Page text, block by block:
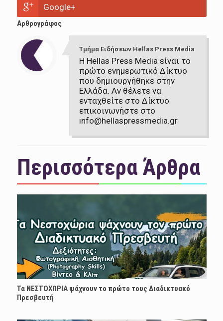
Google+
Αρθρογράφος
Τμήμα Ειδήσεων Hellas Press Media
Η Hellas Press Media είναι το
πρώτο ενημερωτικό Δίκτυο
που δημιουργήθηκε στην
Ελλάδα. Αν θέλετε να
ενταχθείτε στο Δίκτυο
επικοινωνήστε στο
info@hellaspressmedia.gr
Περισσότερα Άρθρα
Τα ΝΕΣΤΟΧΩΡΙΑ ψάχνουν το πρώτο τους Διαδικτυακό
Πρεσβευτή